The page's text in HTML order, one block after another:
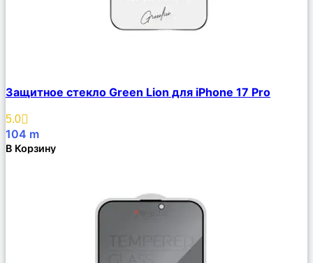
Описание
Избранное
Защитное стекло Green Lion для iPhone 17 Pro
5.0
104 m
В Корзину